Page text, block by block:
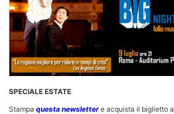
SPECIALE ESTATE
Stampa questa newsletter e acquista il biglietto